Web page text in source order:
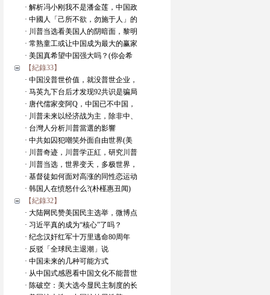
· 解析冯小刚我不是潘金莲，中国政
· 中國人「己所不欲，勿施于人」的
· 川普当选看美国人的阴暗面，黎明
· 常熟童工或让中国成为最大的赢家
· 美国真希望中国强大吗？(你会希
【紀錄33】
· 中国没普世价值，就没普世企业，
· 马英九下台后才发现92共识是骗局
· 唐代儒家变阿Q，中国已不中国，
· 川普未来以经济战为主，除非中、
· 台灣人分析川普當選的影響
· 中共如囚犯嘲笑外面自由世界(美
· 川普奇迹，川普学正紅，研究川普
· 川普当选，世界变天，多极世界，
· 基督徒如何面对高涨的同性恋运动
· 韩国人在愤怒什么?(朴槿惠丑闻)
【紀錄32】
· 大陆网民赞美国民主选举，微博点
· 习近平真的成为“核心”了吗？
· 纪念汉奸红军十万里逃命80周年
· 反驳「全球民主退潮」说
· 中国未来的几种可能方式
· 从中国式感恩看中国文化不能普世
· 陈破空：美大选今显民主制度的长